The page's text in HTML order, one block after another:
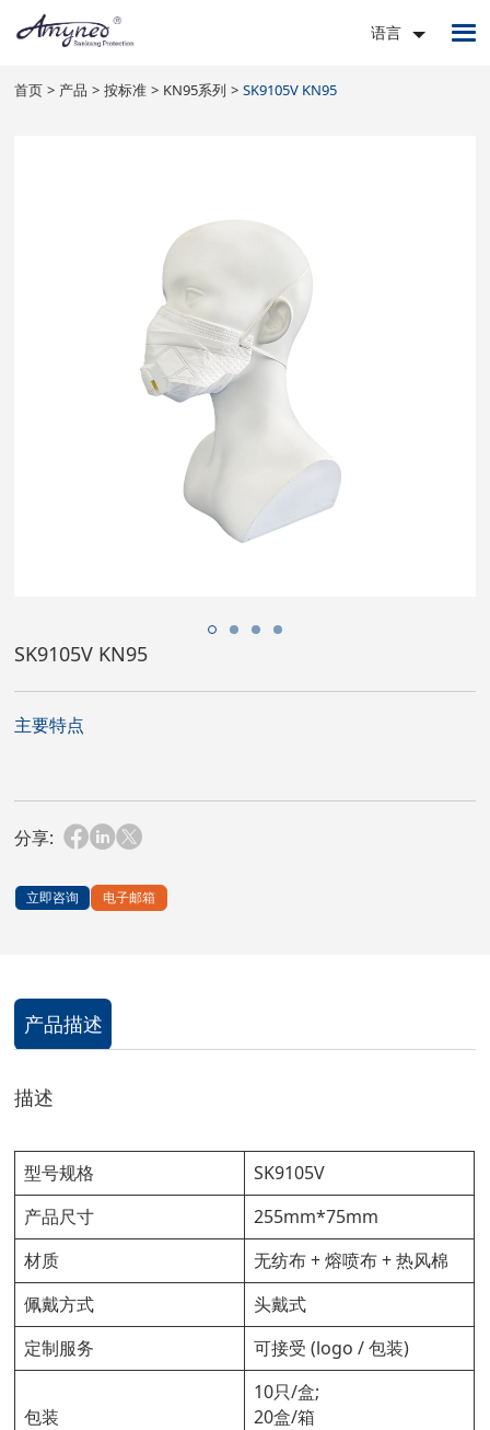
语言
首页 产品 按标准 KN95系列 SK9105V KN95
SK9105V KN95
主要特点
分享:
立即咨询 电子邮箱
产品描述
描述
型号规格
SK9105V
产品尺寸
255mm*75mm
材质
无纺布 + 熔喷布 + 热风棉
佩戴方式
头戴式
定制服务
可接受 (logo / 包装)
包装
10只/盒;
20盒/箱